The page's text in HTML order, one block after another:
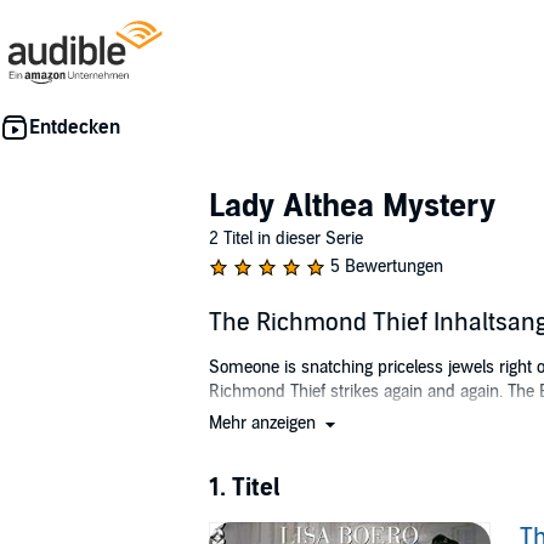
Lady Althea Mystery
2 Titel in dieser Serie
5 Bewertungen
The Richmond Thief
Someone is snatching priceless jewels right
Richmond Thief strikes again and again.
Enter Althea, lady scientist.
As the young widow of a country
inquiries and an invitation to act as an
host's diamonds and two potential murders
Mehr anzeigen
1. Titel